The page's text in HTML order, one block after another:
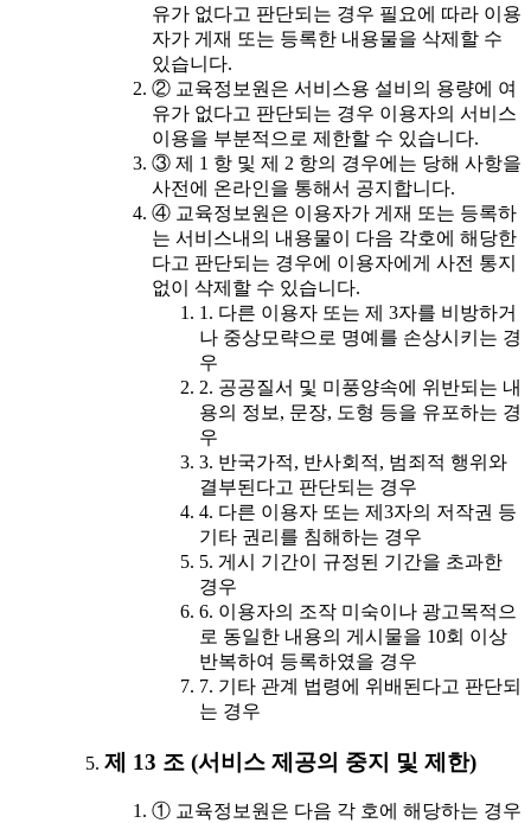
유가 없다고 판단되는 경우 필요에 따라 이용
자가 게재 또는 등록한 내용물을 삭제할 수
있습니다.
② 교육정보원은 서비스용 설비의 용량에 여
유가 없다고 판단되는 경우 이용자의 서비스
이용을 부분적으로 제한할 수 있습니다.
③ 제 1 항 및 제 2 항의 경우에는 당해 사항을
사전에 온라인을 통해서 공지합니다.
④ 교육정보원은 이용자가 게재 또는 등록하
는 서비스내의 내용물이 다음 각호에 해당한
다고 판단되는 경우에 이용자에게 사전 통지
없이 삭제할 수 있습니다.
1. 다른 이용자 또는 제 3자를 비방하거
나 중상모략으로 명예를 손상시키는 경
우
2. 공공질서 및 미풍양속에 위반되는 내
용의 정보, 문장, 도형 등을 유포하는 경
우
3. 반국가적, 반사회적, 범죄적 행위와
결부된다고 판단되는 경우
4. 다른 이용자 또는 제3자의 저작권 등
기타 권리를 침해하는 경우
5. 게시 기간이 규정된 기간을 초과한
경우
6. 이용자의 조작 미숙이나 광고목적으
로 동일한 내용의 게시물을 10회 이상
반복하여 등록하였을 경우
7. 기타 관계 법령에 위배된다고 판단되
는 경우
제 13 조 (서비스 제공의 중지 및 제한)
① 교육정보원은 다음 각 호에 해당하는 경우